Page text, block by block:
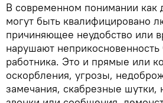
В современном понимании как
могут быть квалифицировано
причиняющее неудобство или
нарушают
работника. Это и прямые или
оскорбления, угрозы,
замечания, скабрезные шутки,